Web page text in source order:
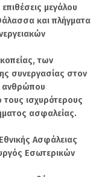
ότι η
ευκαιρίες
αποκτήσει
της
ένταξη της
φάση και
Λιβάνου, ώστε
της Τουρκίας,
ασφάλειας
μεγάλου
και πλήγματα
των
συνεργασίας στον
ανθρώπου
ισχυρότερους
ασφαλείας.
Ασφάλειας
Εσωτερικών